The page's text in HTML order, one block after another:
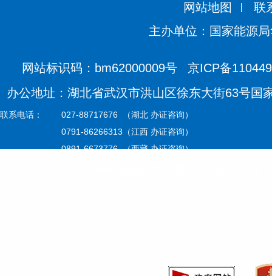
网站地图
联
主办单位：国家能源
网站标识码：bm62000009号
京ICP备
办公地址：湖北省武汉市洪山区徐东大街63号国
联系电话：
027-88717676 （湖北 办证咨询）
0791-86266313（江西 办证咨询）
0891-6673776 （西藏 办证咨询）